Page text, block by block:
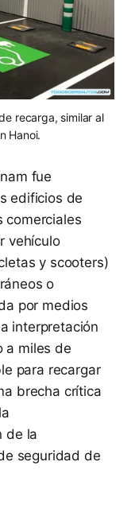
recarga, similar al
Hanoi.
fue
edificios de
comerciales
vehículo
y scooters)
o
por medios
interpretación
a miles de
para recargar
brecha crítica
de la
seguridad de